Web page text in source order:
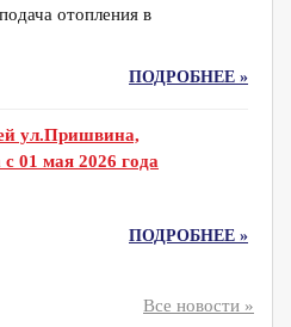
отопления в
ПОДРОБНЕЕ »
ул.Пришвина,
01 мая 2026 года
ПОДРОБНЕЕ »
Все новости »